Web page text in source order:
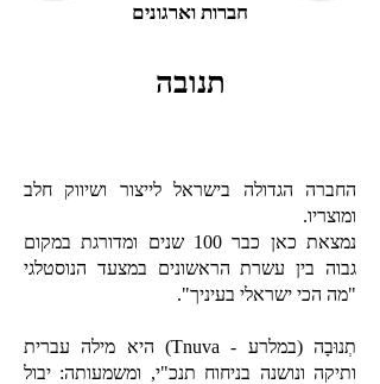
חברות וארגונים
תנובה
החברה הגדולה בישראל לייצור ושיווק חלב
ומוצריו.
נמצאת כאן כבר 100 שנים ומדורגת במקום
גבוה בין עשרת הראשונים במצעד הנוסטלגי
"מה הכי ישראלי בעיניך".
תְנוּבָה (במלרע - Tnuva) היא מילה עברית
ותיקה ונושנה בניחוח תנכ"י, ומשמעותה: יבול